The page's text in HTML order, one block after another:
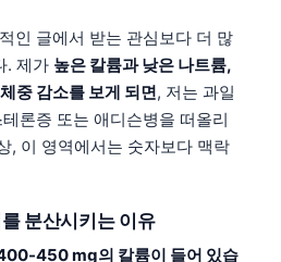
인 글에서 받는 관심보다 더 많
. 제가 높은 칼륨과 낮은 나트륨,
중 감소를 보게 되면, 저는 과일
론증 또는 애디슨병을 떠올리
, 이 영역에서는 숫자보다 맥락
분산시키는 이유
450 mg의 칼륨이 들어 있습